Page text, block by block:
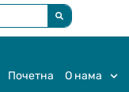
Почетна О нама